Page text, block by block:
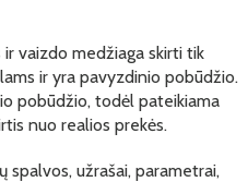
ir vaizdo medžiaga skirti tik
ir yra pavyzdinio pobūdžio.
pobūdžio, todėl pateikiama
nuo realios prekės.
spalvos, užrašai, parametrai,